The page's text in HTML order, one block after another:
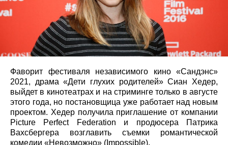
Фаворит фестиваля независимого кино «Сандэнс»
2021, драма «Дети глухих родителей» Сиан Хедер,
выйдет в кинотеатрах и на стриминге только в августе
этого года, но постановщица уже работает над новым
проектом. Хедер получила приглашение от компании
Picture Perfect Federation и продюсера Патрика
Вахсбергера возглавить съемки романтической
комедии «Невозможно» (Impossible).